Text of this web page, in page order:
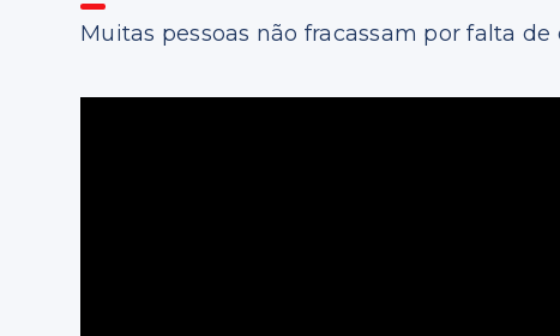
Muitas pessoas não fracassam por falta